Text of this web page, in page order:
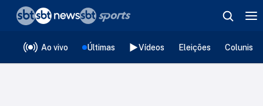
Ao vivo Últimas Vídeos Eleições
❮voltar
Editorias